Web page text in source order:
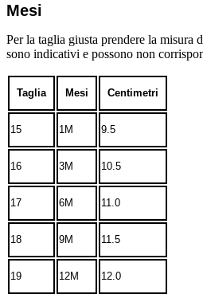
Mesi
Per la taglia giusta prendere la misura
sono indicativi e possono non
Taglia Mesi Centimetri
15 1M 9.5
16 3M 10.5
17 6M 11.0
18 9M 11.5
19 12M 12.0